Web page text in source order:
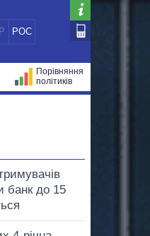
РОС
Порівняння
політиків
банк до 15